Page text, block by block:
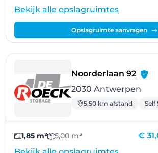
Bekijk alle opslagruimtes
Opslagruimte aanvragen
Noorderlaan 92-
2030 Antwerpen
5,50 km afstand Self
1,85 m² 5,00 m³ €